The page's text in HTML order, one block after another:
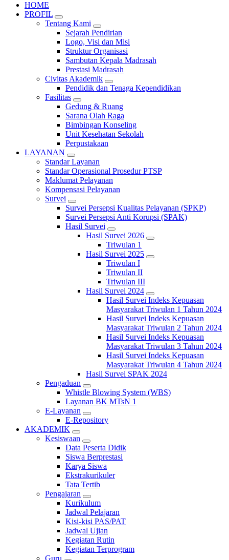
HOME
PROFIL
Tentang Kami
Sejarah Pendirian
Logo, Visi dan Misi
Struktur Organisasi
Sambutan Kepala Madrasah
Prestasi Madrasah
Civitas Akademik
Pendidik dan Tenaga Kependidikan
Fasilitas
Gedung & Ruang
Sarana Olah Raga
Bimbingan Konseling
Unit Kesehatan Sekolah
Perpustakaan
LAYANAN
Standar Layanan
Standar Operasional Prosedur PTSP
Maklumat Pelayanan
Kompensasi Pelayanan
Survei
Survei Persepsi Kualitas Pelayanan (SPKP)
Survei Persepsi Anti Korupsi (SPAK)
Hasil Survei
Hasil Survei 2026
Triwulan 1
Hasil Survei 2025
Triwulan I
Triwulan II
Triwulan III
Hasil Survei 2024
Hasil Survei Indeks Kepuasan
Masyarakat Triwulan 1 Tahun 2024
Hasil Survei Indeks Kepuasan
Masyarakat Triwulan 2 Tahun 2024
Hasil Survei Indeks Kepuasan
Masyarakat Triwulan 3 Tahun 2024
Hasil Survei Indeks Kepuasan
Masyarakat Triwulan 4 Tahun 2024
Hasil Survei SPAK 2024
Pengaduan
Whistle Blowing System (WBS)
Layanan BK MTsN 1
E-Layanan
E-Repository
AKADEMIK
Kesiswaan
Data Peserta Didik
Siswa Berprestasi
Karya Siswa
Ekstrakurikuler
Tata Tertib
Pengajaran
Kurikulum
Jadwal Pelajaran
Kisi-kisi PAS/PAT
Jadwal Ujian
Kegiatan Rutin
Kegiatan Terprogram
Guru